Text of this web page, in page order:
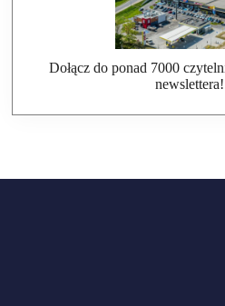
Dołącz do ponad 7000
newslettera!